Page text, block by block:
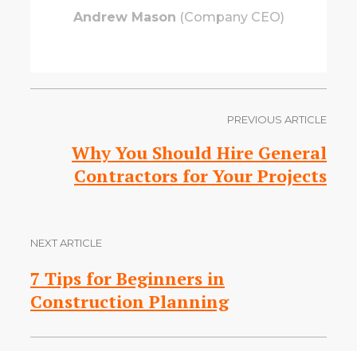
Andrew Mason (Company CEO)
PREVIOUS ARTICLE
Why You Should Hire General
Contractors for Your Projects
NEXT ARTICLE
7 Tips for Beginners in
Construction Planning